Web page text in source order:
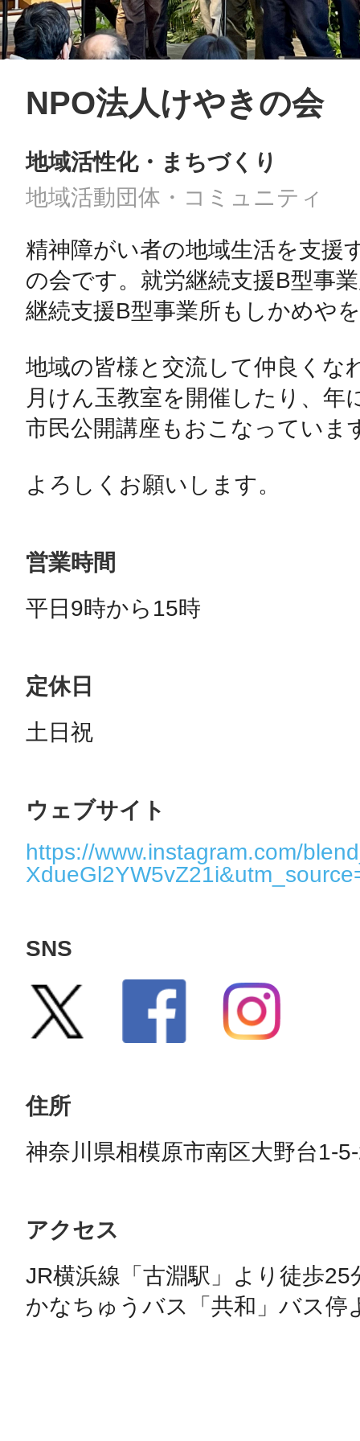
NPO法人けやきの会
地域活性化・まちづくり
地域活動団体・コミュニティ
精神障がい者の地域生活を支援
の会です。就労継続支援B型事
継続支援B型事業所もしかめや
地域の皆様と交流して仲良くな
月けん玉教室を開催したり、年
市民公開講座もおこなっていま
よろしくお願いします。
営業時間
平日9時から15時
定休日
土日祝
ウェブサイト
https://www.instagram.com/
SNS
住所
神奈川県相模原市南区大野台1-
アクセス
JR横浜線「古淵駅」より徒歩25
かなちゅうバス「共和」バス停